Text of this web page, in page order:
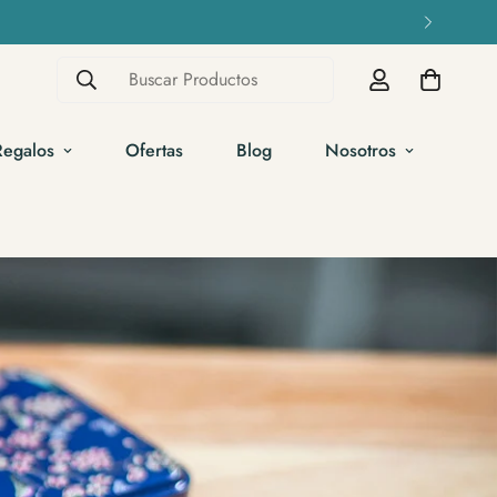
Buscar Productos
Ofertas Blog Nosotros